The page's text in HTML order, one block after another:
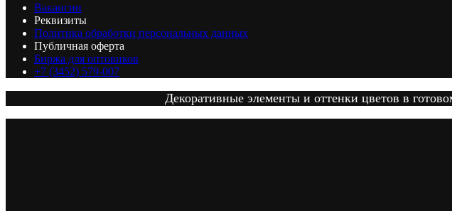
Вакансии
Реквизиты
Политика обработки персональных данных
Публичная оферта
Биржа для оптовиков
+7 (3452) 579-007
Декоративные элементы и оттенки цветов в